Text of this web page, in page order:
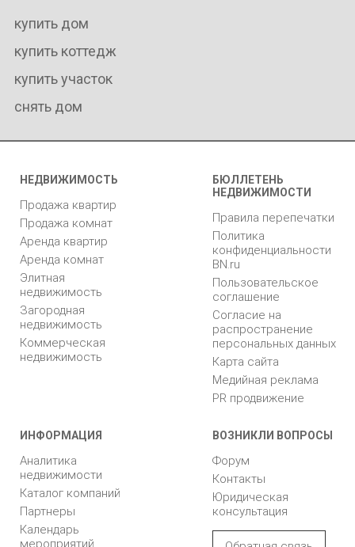
купить дом
купить коттедж
купить участок
снять дом
НЕДВИЖИМОСТЬ
Продажа квартир
Продажа комнат
Аренда квартир
Аренда комнат
Элитная
недвижимость
Загородная
недвижимость
Коммерческая
недвижимость
БЮЛЛЕТЕНЬ
НЕДВИЖИМОСТИ
Правила перепечатки
Политика
конфиденциальности
BN.ru
Пользовательское
соглашение
Согласие на
распространение
персональных данных
Карта сайта
Медийная реклама
PR продвижение
ИНФОРМАЦИЯ
Аналитика
недвижимости
Каталог компаний
Партнеры
Календарь
мероприятий
ВОЗНИКЛИ ВОПРОСЫ
Форум
Контакты
Юридическая
консультация